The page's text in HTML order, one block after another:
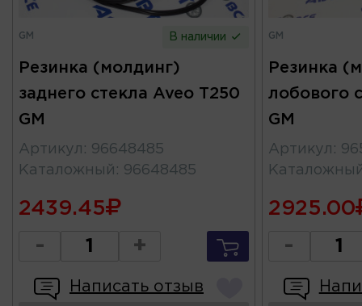
GM В наличии
Резинка (молдинг)
заднего стекла Aveo T250
GM
Артикул : 96648485
Каталожный : 96648485
2439.45
- +
Написать отзыв
GM
Резинка
лобового
GM
Артикул :
2925.00
-